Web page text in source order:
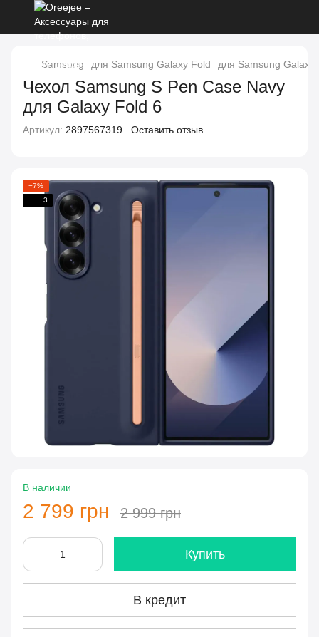
Samsung для Samsung Galaxy Fold для Samsung Galaxy
Чехол Samsung S Pen Case Navy
для Galaxy Fold 6
Артикул: 2897567319 Оставить отзыв
−7%
3
В наличии
2 799 грн 2 999 грн
Купить
В кредит